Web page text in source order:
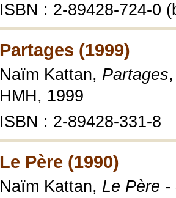
ISBN : 2-89428-724-0
Partages (1999)
Naïm Kattan, Partages
HMH, 1999
ISBN : 2-89428-331-8
Le Père (1990)
Naïm Kattan, Le Père -